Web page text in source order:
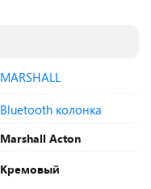
MARSHALL
Bluetooth колонка
Marshall Acton
Кремовый